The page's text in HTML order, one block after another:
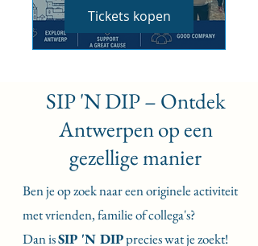
Tickets kopen
SIP 'N DIP – Ontdek
Antwerpen op een
gezellige manier
Ben je op zoek naar een originele activiteit
met vrienden, familie of collega's?
Dan isSIP 'N DIPprecies wat je zoekt!